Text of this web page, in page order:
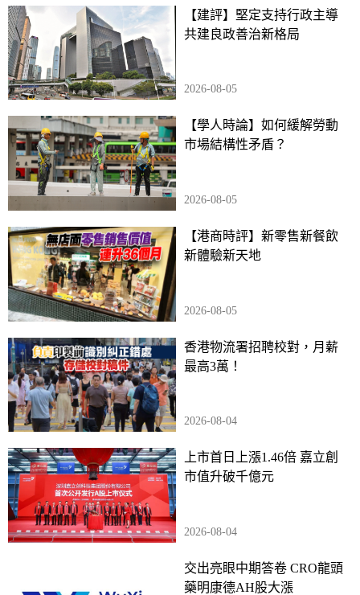
【建評】堅定支持行政主導
共建良政善治新格局
2026-08-05
【學人時論】如何緩解勞動
市場結構性矛盾？
2026-08-05
【港商時評】新零售新餐飲
新體驗新天地
2026-08-05
香港物流署招聘校對，月薪
最高3萬！
2026-08-04
上市首日上漲1.46倍 嘉立創
市值升破千億元
2026-08-04
交出亮眼中期答卷 CRO龍頭
藥明康德AH股大漲